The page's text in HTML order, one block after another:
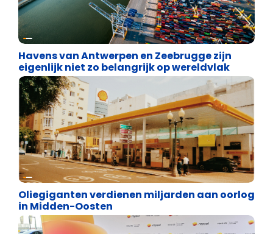
Energie en transport
Havens van Antwerpen en Zeebrugge zijn
eigenlijk niet zo belangrijk op wereldvlak
Energie en transport
Oliegiganten verdienen miljarden aan oorlog
in Midden-Oosten